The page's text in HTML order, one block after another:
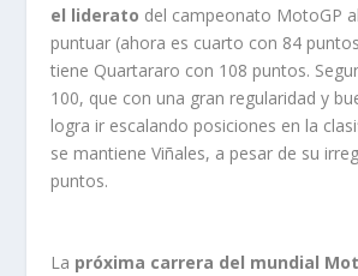
el liderato del campeonato MotoGP
puntuar (ahora es cuarto con 84
tiene Quartararo con 108 puntos.
100, que con una gran regularidad y
logra ir escalando posiciones en la
se mantiene Viñales, a pesar de su
puntos.
La próxima carrera del mundial